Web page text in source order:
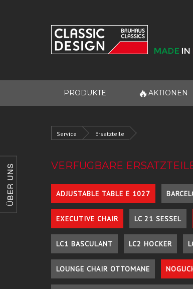
ÜBER UNS
PRODUKTE 🔥 AKTIONEN
Service Ersatzteile
VERFÜGBARE
ADJUSTABLE TABLE E 1027
EXECUTIVE CHAIR LC 21 SESSEL
LC1 BASCULANT LC2 HOCKER
LOUNGE CHAIR OTTOMANE